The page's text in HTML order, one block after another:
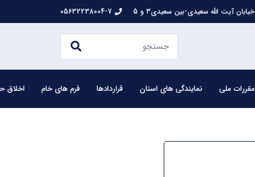
آیت الله سعیدی-بین سعیدی3 و 5 05632238004-7
ملی نمایندگی های استان قراردادها فرم های خام اخلاق